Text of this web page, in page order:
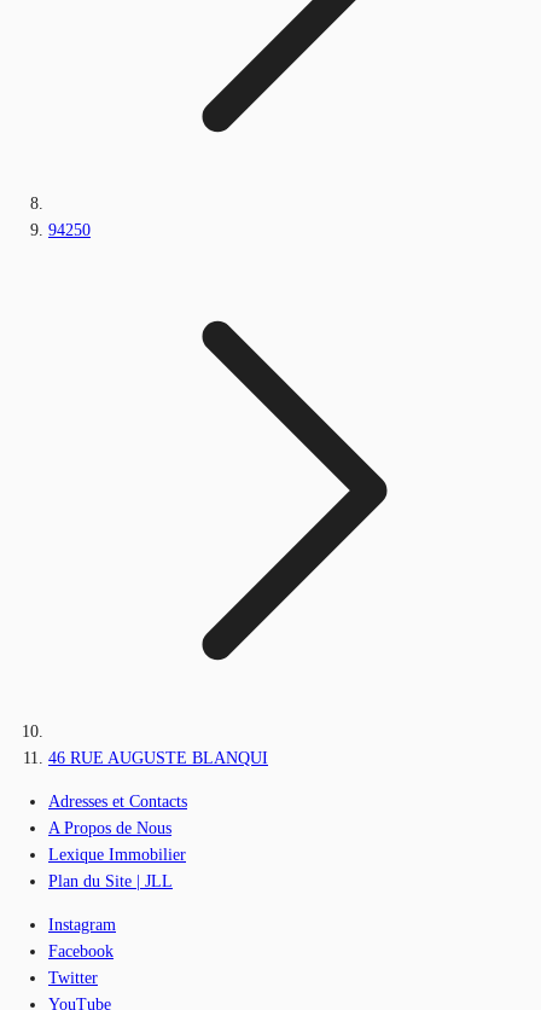
94250
46 RUE AUGUSTE BLANQUI
Adresses et Contacts
A Propos de Nous
Lexique Immobilier
Plan du Site | JLL
Instagram
Facebook
Twitter
YouTube